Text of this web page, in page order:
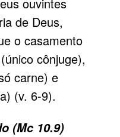
de Deus,
o casamento
cônjuge),
carne) e
(v. 6-9).
(Mc 10.9)